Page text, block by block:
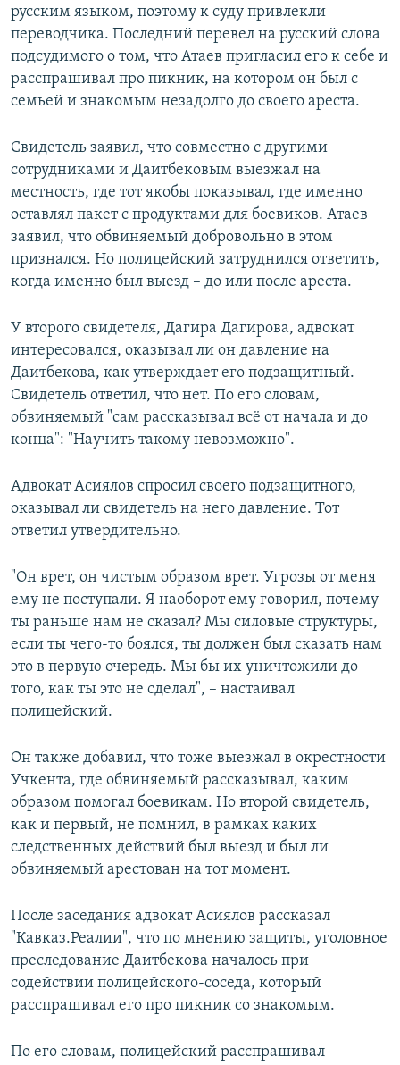
русским языком, поэтому к суду привлекли
переводчика. Последний перевел на русский слова
подсудимого о том, что Атаев пригласил его к себе и
расспрашивал про пикник, на котором он был с
семьей и знакомым незадолго до своего ареста.
Свидетель заявил, что совместно с другими
сотрудниками и Даитбековым выезжал на
местность, где тот якобы показывал, где именно
оставлял пакет с продуктами для боевиков. Атаев
заявил, что обвиняемый добровольно в этом
признался. Но полицейский затруднился ответить,
когда именно был выезд – до или после ареста.
У второго свидетеля, Дагира Дагирова, адвокат
интересовался, оказывал ли он давление на
Даитбекова, как утверждает его подзащитный.
Свидетель ответил, что нет. По его словам,
обвиняемый "сам рассказывал всё от начала и до
конца": "Научить такому невозможно".
Адвокат Асиялов спросил своего подзащитного,
оказывал ли свидетель на него давление. Тот
ответил утвердительно.
"Он врет, он чистым образом врет. Угрозы от меня
ему не поступали. Я наоборот ему говорил, почему
ты раньше нам не сказал? Мы силовые структуры,
если ты чего-то боялся, ты должен был сказать нам
это в первую очередь. Мы бы их уничтожили до
того, как ты это не сделал", – настаивал
полицейский.
Он также добавил, что тоже выезжал в окрестности
Учкента, где обвиняемый рассказывал, каким
образом помогал боевикам. Но второй свидетель,
как и первый, не помнил, в рамках каких
следственных действий был выезд и был ли
обвиняемый арестован на тот момент.
После заседания адвокат Асиялов рассказал
"Кавказ.Реалии", что по мнению защиты, уголовное
преследование Даитбекова началось при
содействии полицейского-соседа, который
расспрашивал его про пикник со знакомым.
По его словам, полицейский расспрашивал